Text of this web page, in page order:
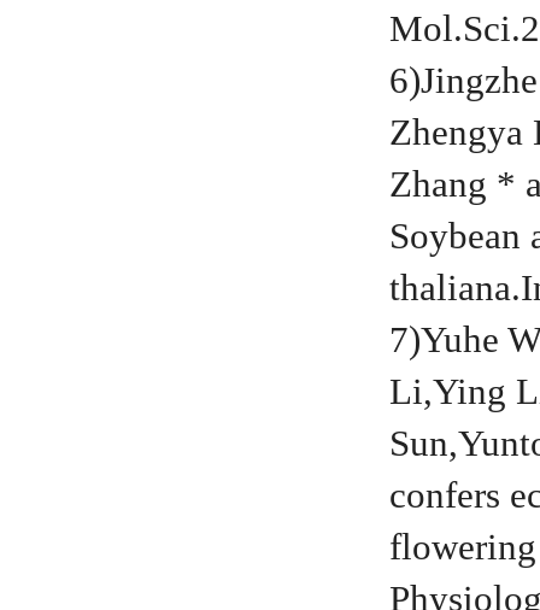
Zhengya
Zhang *
Soybean
7)Yuhe
Li,Ying
confers